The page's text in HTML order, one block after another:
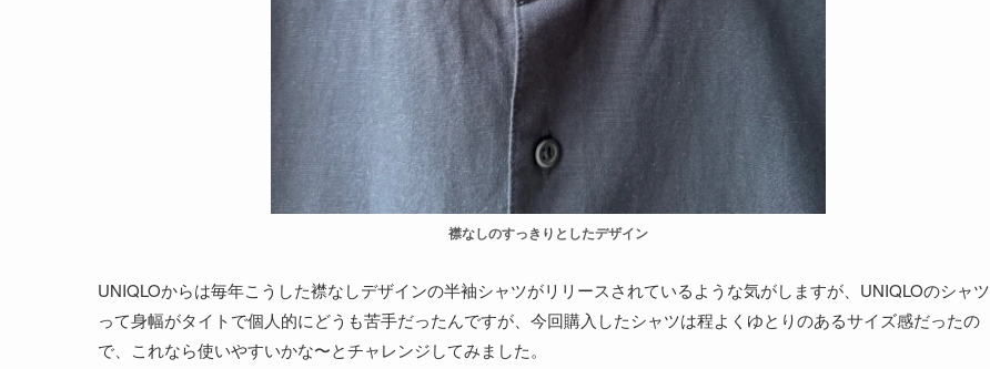
襟なしのすっきりとしたデザイン
UNIQLOからは毎年こうした襟なしデザインの半袖シャツがリリースされているような気がしますが、UNIQLOのシャツ
って身幅がタイトで個人的にどうも苦手だったんですが、今回購入したシャツは程よくゆとりのあるサイズ感だったの
で、これなら使いやすいかな〜とチャレンジしてみました。